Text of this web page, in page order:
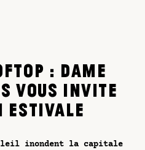
: DAME
VOUS INVITE
ESTIVALE
inondent la capitale